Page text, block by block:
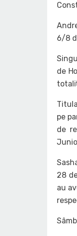
6/8
de
pe
de
28
au